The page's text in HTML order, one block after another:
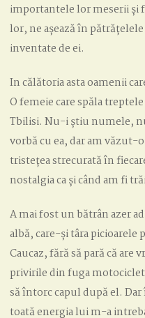
importantele lor meserii și
lor, ne așează în
inventate de ei.
In călătoria asta oamenii
O femeie care spăla
Tbilisi. Nu-i știu numele,
vorbă cu ea, dar am
tristețea strecurată în
nostalgia ca și când am fi
A mai fost un bătrân azer
albă, care-și târa
Caucaz, fără să pară că
privirile din fuga
să întorc capul după el.
toată energia lui m-a